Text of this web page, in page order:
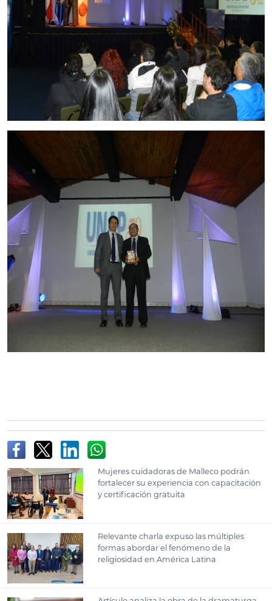
Mujeres cuidadoras de Malleco podrán
fortalecer su experiencia con capacitación
y certificación gratuita
Relevante charla expuso las múltiples
formas abordar el fenómeno de la
religiosidad en América Latina